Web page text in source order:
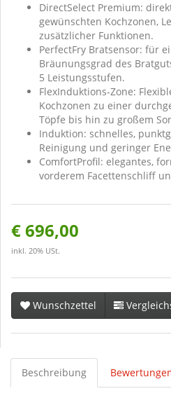
DirectSelect Premium:
gewünschten Kochzonen,
zusätzlicher Funktionen.
PerfectFry Bratsensor: für
Bräunungsgrad des
5 Leistungsstufen.
FlexInduktions-Zone:
Kochzonen zu einer
Töpfe bis hin zu großem
Induktion: schnelles,
Reinigung und geringer
ComfortProfil: elegantes,
vorderem Facettenschliff
€ 696,00
inkl. 20% USt.
Wunschzettel
Beschreibung